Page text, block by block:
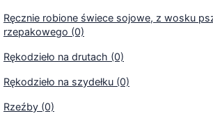
Ręcznie robione świece sojowe, z wosku
rzepakowego (0)
Rękodzieło na drutach (0)
Rękodzieło na szydełku (0)
Rzeźby (0)